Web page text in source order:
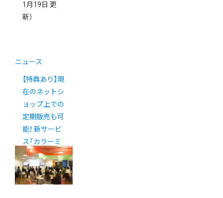
1月19日 更
新）
ニュース
【特典あり】現
在のネットシ
ョップ上での
定期販売も可
能！ 新サービ
ス「カラーミ
ーリピート」